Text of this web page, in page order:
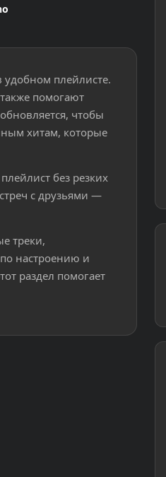
плейлисте.
помогают
чтобы
хитам, которые
без резких
с друзьями —
треки,
настроению и
раздел помогает